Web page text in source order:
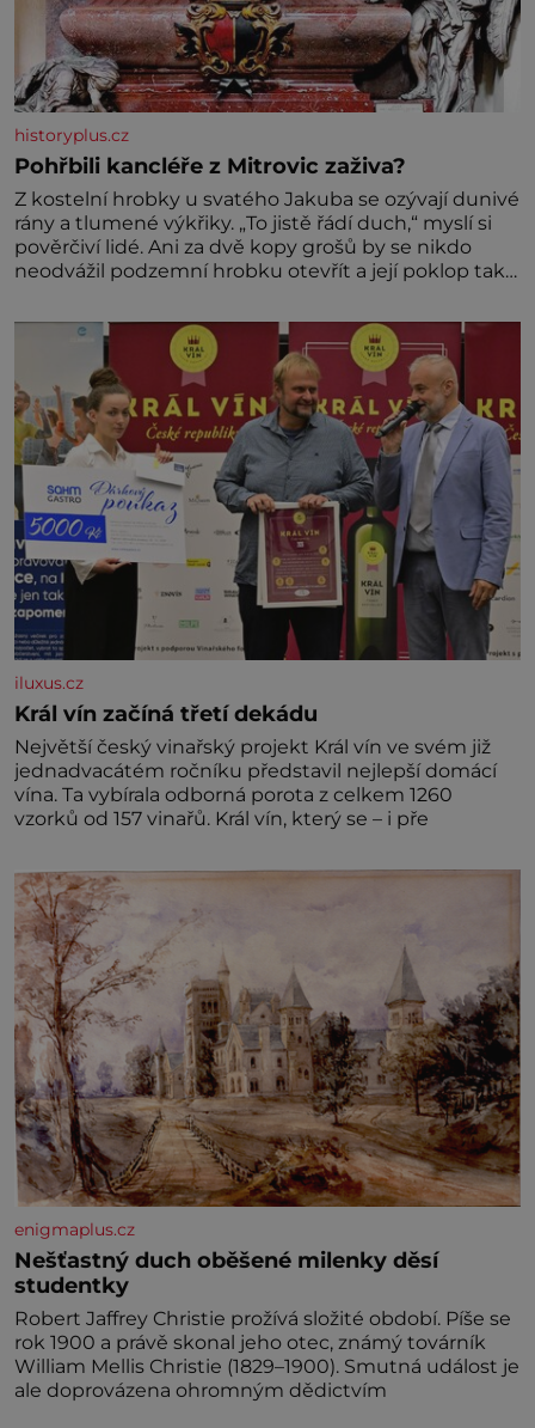
historyplus.cz
Pohřbili kancléře z Mitrovic zaživa?
Z kostelní hrobky u svatého Jakuba se ozývají dunivé
rány a tlumené výkřiky. „To jistě řádí duch,“ myslí si
pověrčiví lidé. Ani za dvě kopy grošů by se nikdo
neodvážil podzemní hrobku otevřít a její poklop tak
divné burácení skutečně ustane. Když o mnoho let
později hrobku
iluxus.cz
Král vín začíná třetí dekádu
Největší český vinařský projekt Král vín ve svém již
jednadvacátém ročníku představil nejlepší domácí
vína. Ta vybírala odborná porota z celkem 1260
vzorků od 157 vinařů. Král vín, který se – i pře
enigmaplus.cz
Nešťastný duch oběšené milenky děsí
studentky
Robert Jaffrey Christie prožívá složité období. Píše se
rok 1900 a právě skonal jeho otec, známý továrník
William Mellis Christie (1829–1900). Smutná událost je
ale doprovázena ohromným dědictvím